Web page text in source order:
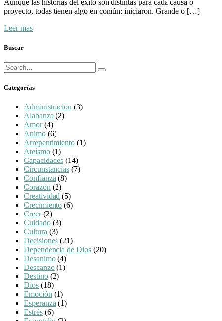
Aunque las historias del éxito son distintas para cada causa o
proyecto, todas tienen algo en común: iniciaron. Grande o […]
Leer mas
Buscar
Búsqueda
para:
Buscar
Categorías
Administración (3)
Alabanza (2)
Amor(4)
Animo (6)
Arrepentimiento (1)
Ateísmo (1)
Capacidades (14)
Circunstancias (7)
Confianza (8)
Corazón (2)
Creatividad (5)
Crecimiento (6)
Creer(2)
Cuidado (3)
Cultura (3)
Decisiones (21)
Dependencia de Dios (20)
Desanimo (4)
Descanzo (1)
Destino (2)
Dios (18)
Emoción (1)
Esperanza (1)
Estrés (6)